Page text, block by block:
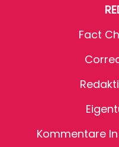
Fact
Kommentare